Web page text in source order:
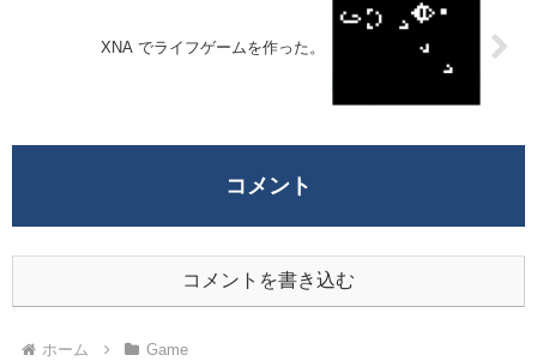
XNA でライフゲームを作った。
コメント
コメントを書き込む
ホーム Game